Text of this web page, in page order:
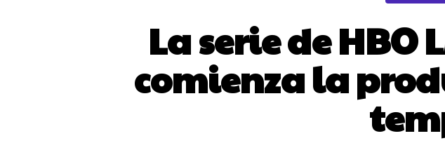
La serie de HBO
comienza la